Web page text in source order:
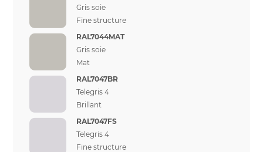
Gris soie
Fine structure
RAL7044MAT
Gris soie
Mat
RAL7047BR
Telegris 4
Brillant
RAL7047FS
Telegris 4
Fine structure